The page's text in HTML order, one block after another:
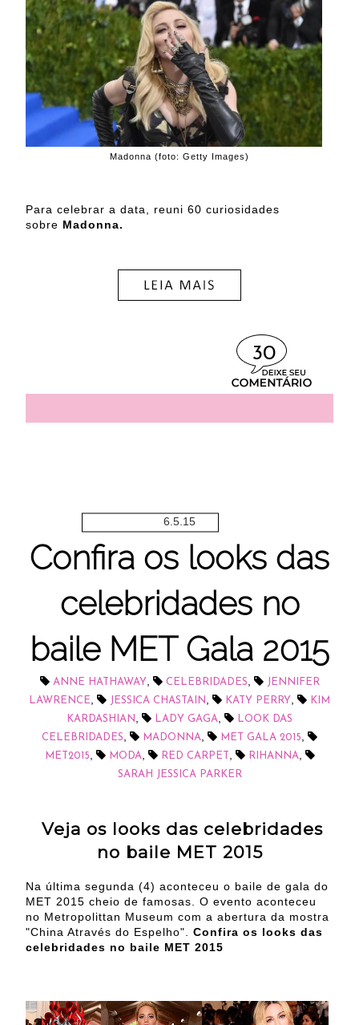
Madonna (foto: Getty Images)
Para celebrar a data, reuni 60 curiosidades
sobre Madonna.
30
6.5.15
Confira os looks das
celebridades no
baile MET Gala 2015
ANNE HATHAWAY, CELEBRIDADES,
JENNIFER
LAWRENCE, JESSICA CHASTAIN, KATY PERRY,
KIM
KARDASHIAN, LADY GAGA,
LOOK DAS
CELEBRIDADES, MADONNA, MET GALA 2015,
MET2015, MODA, RED CARPET , RIHANNA,
SARAH JESSICA PARKER
Veja os looks das celebridades
no baile MET 2015
Na última segunda (4) aconteceu o baile de gala do
MET 2015 cheio de famosas. O evento aconteceu
no Metropolittan Museum com a abertura da mostra
"China Através do Espelho". Confira os looks das
celebridades no baile MET 2015